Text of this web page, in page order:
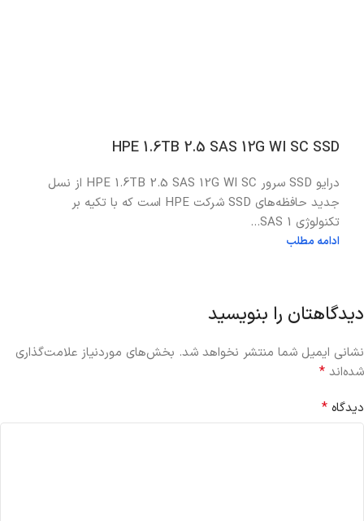
HPE 1.6TB 2.5 SAS 12G WI SC SSD
درایو SSD سرور HPE 1.6TB 2.5 SAS 12G WI SC از نسل
جدید حافظه‌های SSD شرکت HPE است که با تکیه بر
تکنولوژی SAS 1...
ادامه مطلب
دیدگاهتان را بنویسید
نشانی ایمیل شما منتشر نخواهد شد. بخش‌های موردنیاز علامت‌گذاری
شده‌اند *
دیدگاه *